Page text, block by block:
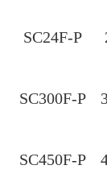
SC24F-P
SC300F-P
SC450F-P